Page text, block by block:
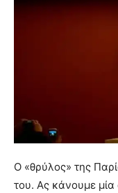
Ο «θρύλος» της
του. Ας κάνουμε